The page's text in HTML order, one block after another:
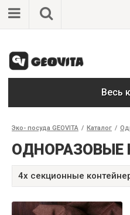
Весь
Эко- посуда GEOVITA / Каталог /
ОДНОРАЗОВЫЕ
4x секционные